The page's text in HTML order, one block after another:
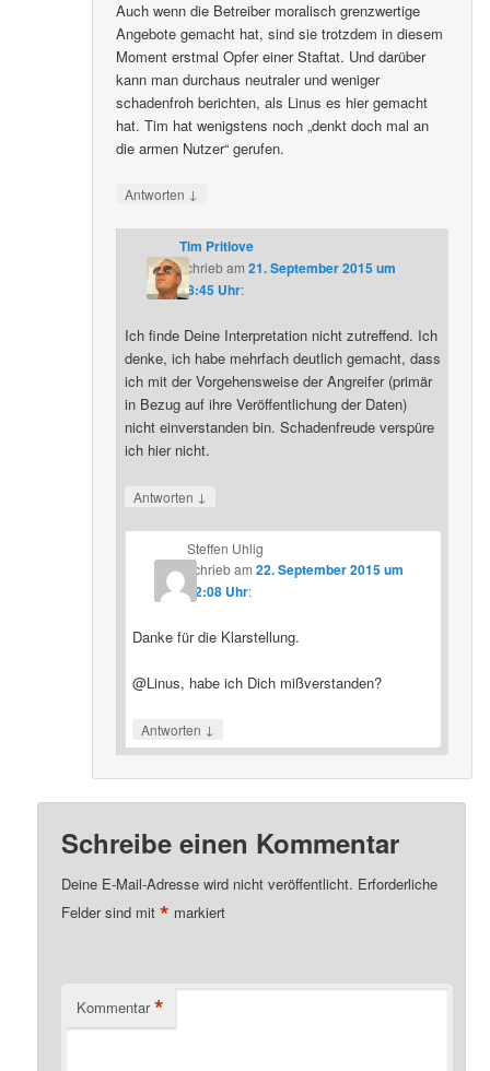
Auch wenn die Betreiber moralisch grenzwertige
Angebote gemacht hat, sind sie trotzdem in diesem
Moment erstmal Opfer einer Staftat. Und darüber
kann man durchaus neutraler und weniger
schadenfroh berichten, als Linus es hier gemacht
hat. Tim hat wenigstens noch „denkt doch mal an
die armen Nutzer“ gerufen.
Antworten ↓
Tim Pritlove
schriebam 21. September 2015 um
08:45 Uhr:
Ich finde Deine Interpretation nicht zutreffend. Ich
denke, ich habe mehrfach deutlich gemacht, dass
ich mit der Vorgehensweise der Angreifer (primär
in Bezug auf ihre Veröffentlichung der Daten)
nicht einverstanden bin. Schadenfreude verspüre
ich hier nicht.
Antworten ↓
Steffen Uhlig
schriebam22. September 2015 um
22:08 Uhr:
Danke für die Klarstellung.
@Linus, habe ich Dich mißverstanden?
Antworten ↓
Schreibe einen Kommentar
Deine E-Mail-Adresse wird nicht veröffentlicht. Erforderliche
Felder sind mit* markiert
Kommentar *